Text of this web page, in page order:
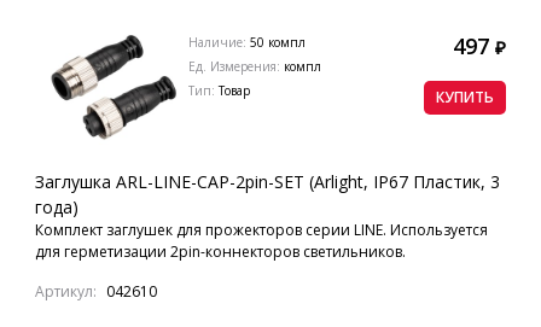
Заглушка ARL-LINE-CAP-2pin-SET (Arlight, IP67 Пластик, 3
года)
Комплект заглушек для прожекторов серии LINE. Используется
для герметизации 2pin-коннекторов светильников.
Артикул: 042610
497₽
КУПИТЬ
Наличие: 50 компл
Ед. Измерения: компл
Тип:Товар